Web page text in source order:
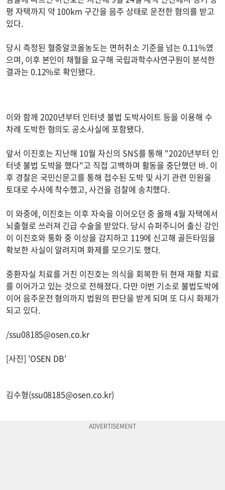
평 자택까지 약 100km 구간을 음주 상태로 운전한 혐의를 받고
있다.
당시 측정된 혈중알코올농도는 면허취소 기준을 넘는 0.11%였
으며, 이후 본인이 채혈을 요구해 국립과학수사연구원이 분석한
결과는 0.12%로 확인됐다.
이와 함께 2020년부터 인터넷 불법 도박사이트 등을 이용해 수
차례 도박한 혐의도 공소사실에 포함됐다.
앞서 이진호는 지난해 10월 자신의 SNS를 통해 "2020년부터 인
터넷 불법 도박을 했다"고 직접 고백하며 활동을 중단했던 바. 이
후 경찰은 국민신문고를 통해 접수된 도박 및 사기 관련 민원을
토대로 수사에 착수했고, 사건을 검찰에 송치했다.
이 와중에, 이진호는 이후 자숙을 이어오던 중 올해 4월 자택에서
뇌출혈로 쓰러져 긴급 수술을 받았다. 당시 슈퍼주니어 출신 강인
이 이진호와 통화 중 이상을 감지하고 119에 신고해 골든타임을
확보한 사실이 알려지며 화제를 모으기도 했다.
중환자실 치료를 거친 이진호는 의식을 회복한 뒤 현재 재활 치료
를 이어가고 있는 것으로 전해졌다. 다만 이번 기소로 불법도박에
이어 음주운전 혐의까지 법원의 판단을 받게 되며 또 다시 화제가
되고 있다.
/ssu08185@osen.co.kr
[사진] 'OSEN DB'
김수형(ssu08185@osen.co.kr)